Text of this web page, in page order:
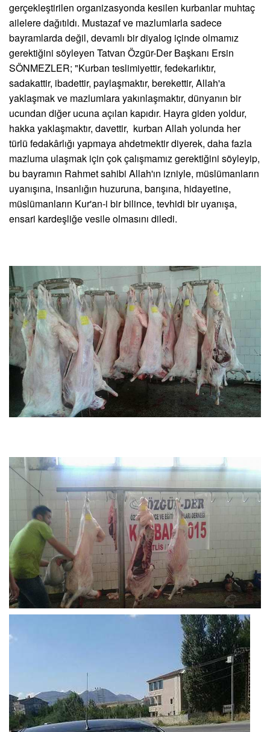
gerçekleştirilen organizasyonda kesilen kurbanlar muhtaç
ailelere dağıtıldı. Mustazaf ve mazlumlarla sadece
bayramlarda değil, devamlı bir diyalog içinde olmamız
gerektiğini söyleyen Tatvan Özgür-Der Başkanı Ersin
SÖNMEZLER; "Kurban teslimiyettir, fedekarlıktır,
sadakattir, ibadettir, paylaşmaktır, berekettir, Allah'a
yaklaşmak ve mazlumlara yakınlaşmaktır, dünyanın bir
ucundan diğer ucuna açılan kapıdır. Hayra giden yoldur,
hakka yaklaşmaktır, davettir, kurban Allah yolunda her
türlü fedakârlığı yapmaya ahdetmektir diyerek, daha fazla
mazluma ulaşmak için çok çalışmamız gerektiğini söyleyip,
bu bayramın Rahmet sahibi Allah'ın izniyle, müslümanların
uyanışına, insanlığın huzuruna, barışına, hidayetine,
müslümanların Kur'an-i bir bilince, tevhidi bir uyanışa,
ensari kardeşliğe vesile olmasını diledi.